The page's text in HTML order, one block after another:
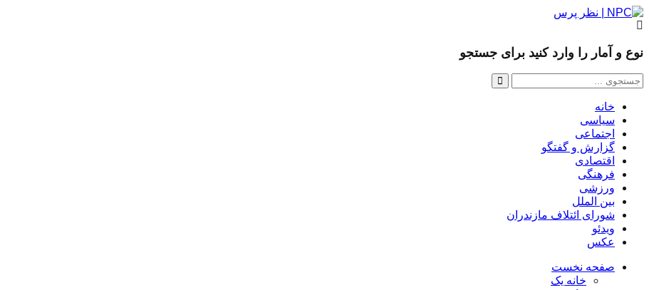
نوع و آمار را وارد کنید برای جستجو
خانه
سیاسی
اجتماعی
گزارش و گفتگو
اقتصادی
فرهنگی
ورزشی
بین الملل
شورای ائتلاف مازندران
ویدئو
عکس
صفحه نخست
خانه یک